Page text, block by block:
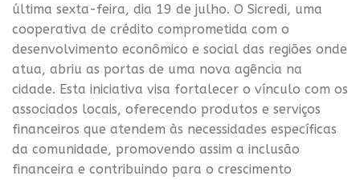
última sexta-feira, dia 19 de julho. O Sicredi, uma
cooperativa de crédito comprometida com o
desenvolvimento econômico e social das regiões onde
atua, abriu as portas de uma nova agência na
cidade. Esta iniciativa visa fortalecer o vínculo com os
associados locais, oferecendo produtos e serviços
financeiros que atendem às necessidades específicas
da comunidade, promovendo assim a inclusão
financeira e contribuindo para o crescimento